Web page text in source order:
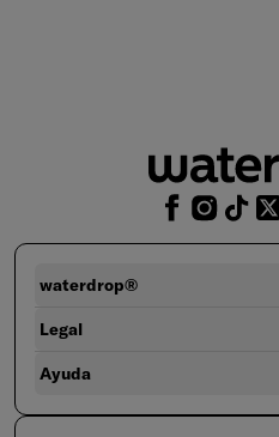
waterdrop®
Legal
Ayuda